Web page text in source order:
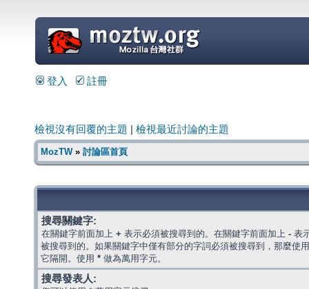
=
登入 註冊
檢視沒有回覆的主題 檢視最近討論的主題
MozTW» 討論區首頁
搜尋關鍵字:
在關鍵字前面加上 + 表示必須被搜尋到的。在關鍵字前面加上 - 表
被搜尋到的。如果關鍵字中僅有部分的字詞必須被搜尋到，那麼使
它隔開。使用 * 做為萬用字元。
搜尋發表人: